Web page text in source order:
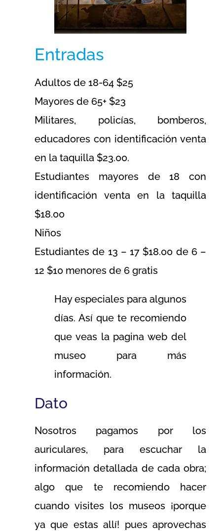
Entradas
Adultos de 18-64 $25
Mayores de 65+ $23
Militares, policías, bomberos,
educadores con identificación venta
en la taquilla $23.00.
Estudiantes mayores de 18 con
identificación venta en la taquilla
$18.00
Niños
Estudiantes de 13 – 17 $18.00 de 6 –
12 $10 menores de 6 gratis
Hay especiales para algunos
días. Así que te recomiendo
que veas la pagina web del
museo para más
información.
Dato
Nosotros pagamos por los
auriculares, para escuchar la
información detallada de cada obra;
algo que te recomiendo hacer
cuando visites los museos ¡porque
ya que estas allí! pues aprovechas